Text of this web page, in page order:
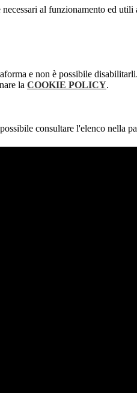
al funzionamento ed
e non è possibile disabilitarli.
la COOKIE POLICY.
consultare l'elenco nella